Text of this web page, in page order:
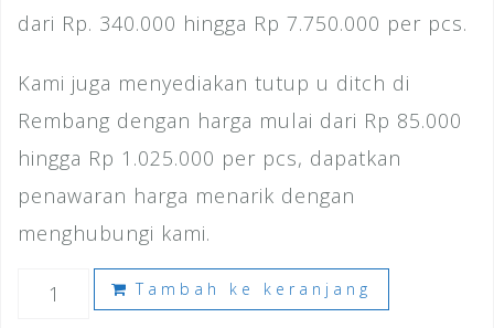
dari Rp. 340.000 hingga Rp 7.750.000 per pcs.
Kami juga menyediakan tutup u ditch di
Rembang dengan harga mulai dari Rp 85.000
hingga Rp 1.025.000 per pcs, dapatkan
penawaran harga menarik dengan
menghubungi kami.
Kuantitas
Tambah ke keranjang